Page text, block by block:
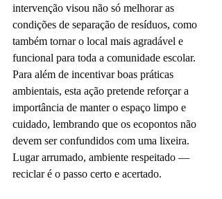
intervenção visou não só melhorar as
condições de separação de resíduos, como
também tornar o local mais agradável e
funcional para toda a comunidade escolar.
Para além de incentivar boas práticas
ambientais, esta ação pretende reforçar a
importância de manter o espaço limpo e
cuidado, lembrando que os ecopontos não
devem ser confundidos com uma lixeira.
Lugar arrumado, ambiente respeitado —
reciclar é o passo certo e acertado.